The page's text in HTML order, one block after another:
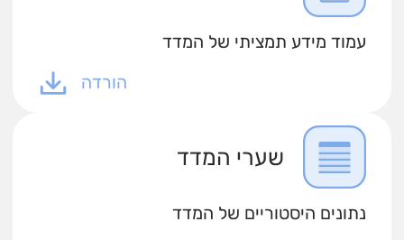
עמוד מידע תמציתי של המדד
הורדה
שערי המדד
נתונים היסטוריים של המדד